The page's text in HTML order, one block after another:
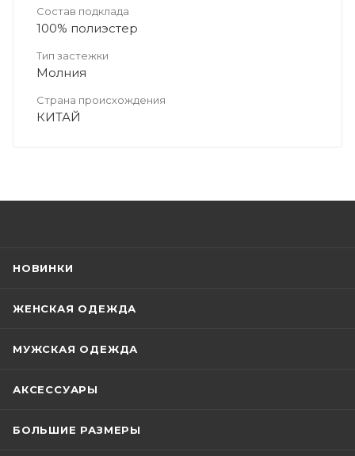
Состав подклада
100% полиэстер
Тип застежки
Молния
Страна происхождения
КИТАЙ
НОВИНКИ
ЖЕНСКАЯ ОДЕЖДА
МУЖСКАЯ ОДЕЖДА
АКСЕССУАРЫ
БОЛЬШИЕ РАЗМЕРЫ